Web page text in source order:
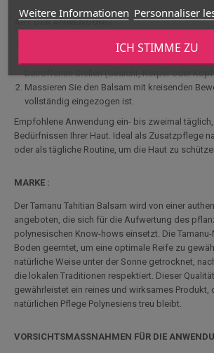
Weitere Informationen Personnaliser
ICH STIMME ZU
ART DER ANWENDUNG :
Entnehmen Sie eine haselnussgroße Menge
betroffenen Stellen (Gesicht, Körper oder
Massieren Sie den Balsam mit kreisenden
vollständig eingezogen ist.
Empfohlene Anwendung ein- bis zweimal
Bedürfnissen Ihrer Haut. Ideal als Zusatzpflege
oder als tägliche Routine, um die Haut zu
MARKE :
Der Tamanu Tahitian Balsam wird von einer
angeboten, die sich für die Aufwertung des
polynesischen Know-hows einsetzt. Die
Boden geerntet, um eine optimale Reife zu
natürliche Weise unter der Sonne getrocknet,
die lokalen Traditionen respektiert. Dieser
gewährleistet ein reines und wirksames Produkt,
natürlichen Pflege Polynesiens treu bleibt.
VORSICHTSMASSNAHMEN FÜR DIE